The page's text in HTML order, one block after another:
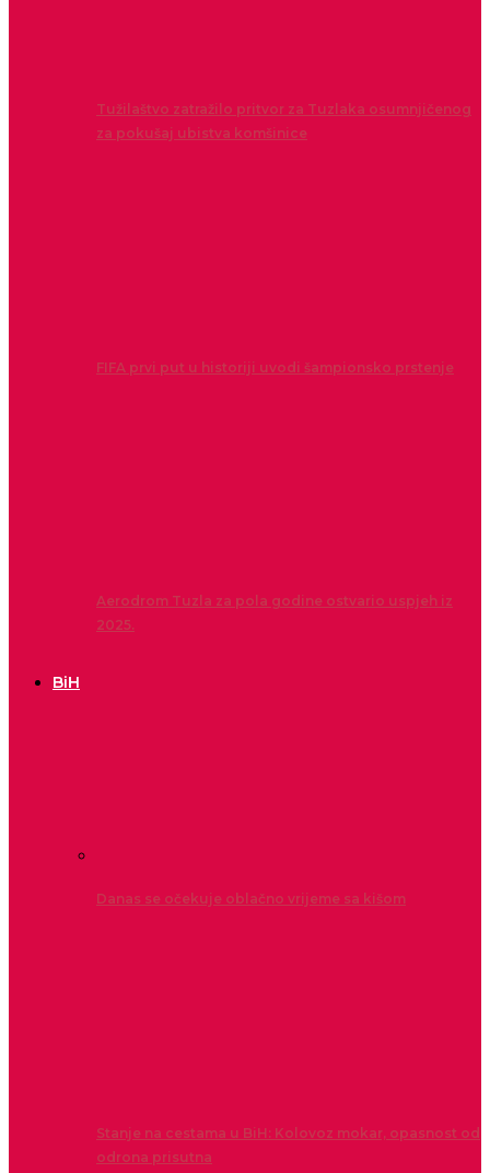
Tužilaštvo zatražilo pritvor za Tuzlaka osumnjičenog
za pokušaj ubistva komšinice
FIFA prvi put u historiji uvodi šampionsko prstenje
Aerodrom Tuzla za pola godine ostvario uspjeh iz
2025.
BiH
Danas se očekuje oblačno vrijeme sa kišom
Stanje na cestama u BiH: Kolovoz mokar, opasnost od
odrona prisutna